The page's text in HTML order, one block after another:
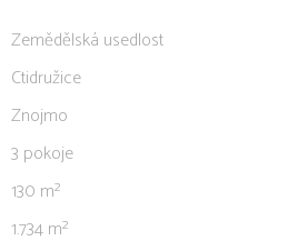
Zemědělská usedlost
Ctidružice
Znojmo
3 pokoje
130 m²
1.734 m²